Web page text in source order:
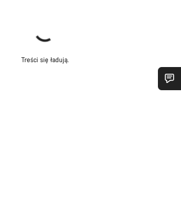
Treści się ładują.